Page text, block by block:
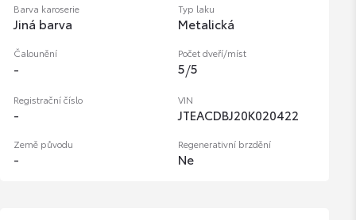
Barva karoserie
Jiná barva
Typ laku
Metalická
Čalounění
-
Počet dveří/míst
5/5
Registrační číslo
-
VIN
JTEACDBJ20K020422
Země původu
-
Regenerativní brzdění
Ne